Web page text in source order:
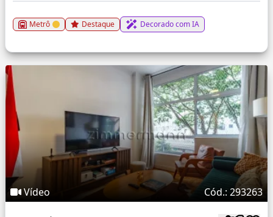
Metrô Destaque Decorado com IA
Vídeo Cód.: 293263